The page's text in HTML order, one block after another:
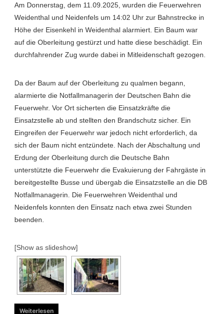
Am Donnerstag, dem 11.09.2025, wurden die Feuerwehren
Weidenthal und Neidenfels um 14:02 Uhr zur Bahnstrecke in
Höhe der Eisenkehl in Weidenthal alarmiert. Ein Baum war
auf die Oberleitung gestürzt und hatte diese beschädigt. Ein
durchfahrender Zug wurde dabei in Mitleidenschaft gezogen.
Da der Baum auf der Oberleitung zu qualmen begann,
alarmierte die Notfallmanagerin der Deutschen Bahn die
Feuerwehr. Vor Ort sicherten die Einsatzkräfte die
Einsatzstelle ab und stellten den Brandschutz sicher. Ein
Eingreifen der Feuerwehr war jedoch nicht erforderlich, da
sich der Baum nicht entzündete. Nach der Abschaltung und
Erdung der Oberleitung durch die Deutsche Bahn
unterstützte die Feuerwehr die Evakuierung der Fahrgäste in
bereitgestellte Busse und übergab die Einsatzstelle an die DB
Notfallmanagerin. Die Feuerwehren Weidenthal und
Neidenfels konnten den Einsatz nach etwa zwei Stunden
beenden.
[Show as slideshow]
Weiterlesen